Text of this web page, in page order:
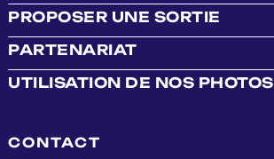
PROPOSER UNE SORTIE
PARTENARIAT
UTILISATION DE NOS PHOTOS
CONTACT